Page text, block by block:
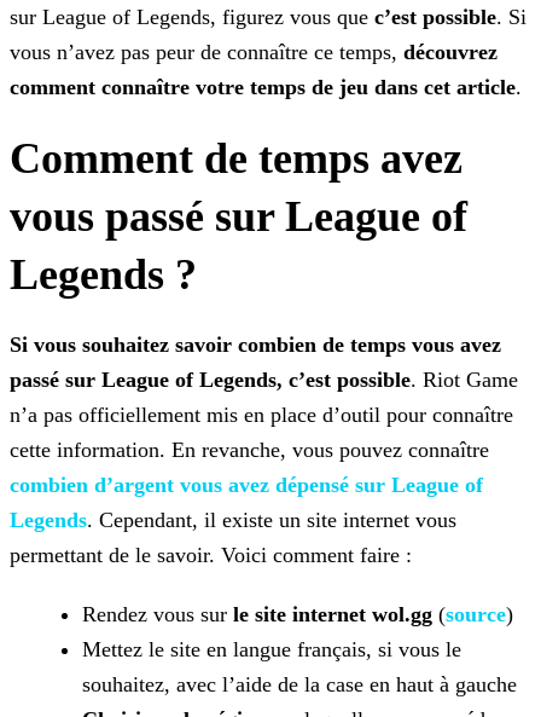
sur League of Legends, figurez vous que c’est possible. Si
vous n’avez pas peur de connaître ce temps, découvrez
comment connaître votre temps de jeu dans cet article.
Comment de temps avez
vous passé sur League of
Legends ?
Si vous souhaitez savoir combien de temps vous avez
passé sur League of Legends, c’est possible. Riot Game
n’a pas officiellement mis en place d’outil pour connaître
cette information. En revanche, vous pouvez connaître
combien d’argent vous avez dépensé sur League of
Legends. Cependant, il existe un site internet vous
permettant de le savoir. Voici comment faire :
Rendez vous sur le site internet wol.gg (source)
Mettez le site en langue français, si vous le
souhaitez, avec l’aide de la case en haut à gauche